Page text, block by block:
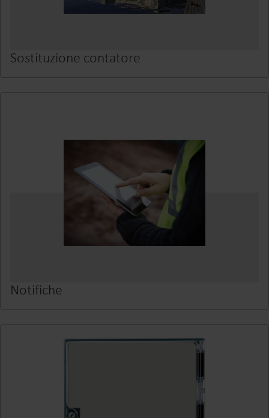
Sostituzione contatore
Notifiche